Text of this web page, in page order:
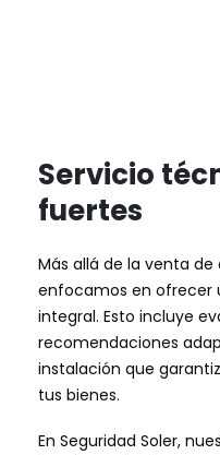
Servicio
fuertes
Más allá de la venta
enfocamos en ofrecer
integral. Esto incluye
recomendaciones
instalación que
tus bienes.
En Seguridad Soler,